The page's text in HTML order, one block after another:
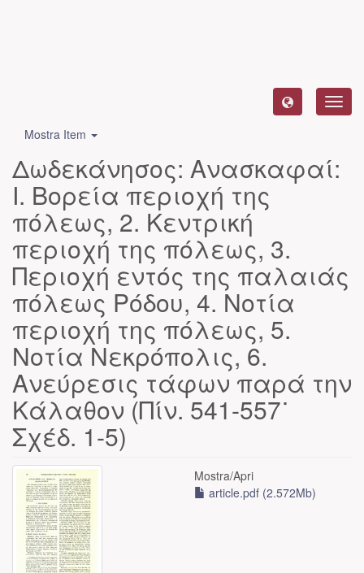
Mostra Item
Δωδεκάνησος: Ανασκαφαί:
I. Βορεία περιοχή της
πόλεως, 2. Κεντρική
περιοχή της πόλεως, 3.
Περιοχή εντός της παλαιάς
πόλεως Ρόδου, 4. Νοτία
περιοχή της πόλεως, 5.
Νοτία Νεκρόπολις, 6.
Ανεύρεσις τάφων παρά την
Κάλαθον (Πίν. 541-557˙
Σχέδ. 1-5)
Mostra/Apri
article.pdf (2.572Mb)